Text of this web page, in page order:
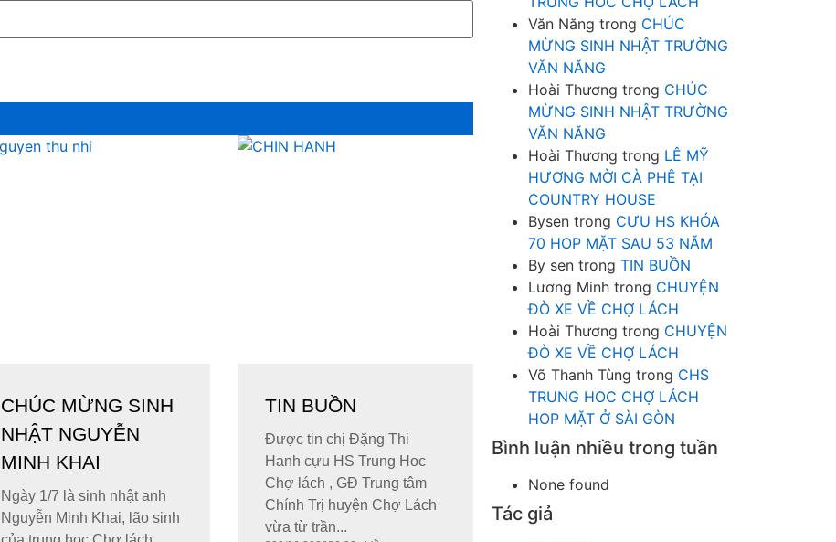
CHÚC MỪNG SINH
NHẬT NGUYỄN
MINH KHAI
Ngày 1/7 là sinh nhật anh
Nguyễn Minh Khai, lão sinh
TIN BUỒN
Được tin chị Đặng Thi
Hanh cựu HS Trung Hoc
Chợ lách , GĐ Trung tâm
Chính Trị huyện Chợ Lách
vừa từ trần...
Văn Năng trong CHÚC
MỪNG SINH NHẬT TRƯỜNG
VĂN NĂNG
Hoài Thương trong CHÚC
MỪNG SINH NHẬT TRƯỜNG
VĂN NĂNG
Hoài Thương trong LÊ MỸ
HƯƠNG MỜI CÀ PHÊ TẠI
COUNTRY HOUSE
Bysen trong CƯU HS KHÓA
70 HOP MẶT SAU 53 NĂM
By sen trong TIN BUỒN
Lương Minh trong CHUYỆN
ĐÒ XE VỀ CHỢ LÁCH
Hoài Thương trong CHUYỆN
ĐÒ XE VỀ CHỢ LÁCH
Võ Thanh Tùng trong CHS
TRUNG HOC CHỢ LÁCH
HOP MẶT Ở SÀI GÒN
Bình luận nhiều trong tuần
None found
Tác giả